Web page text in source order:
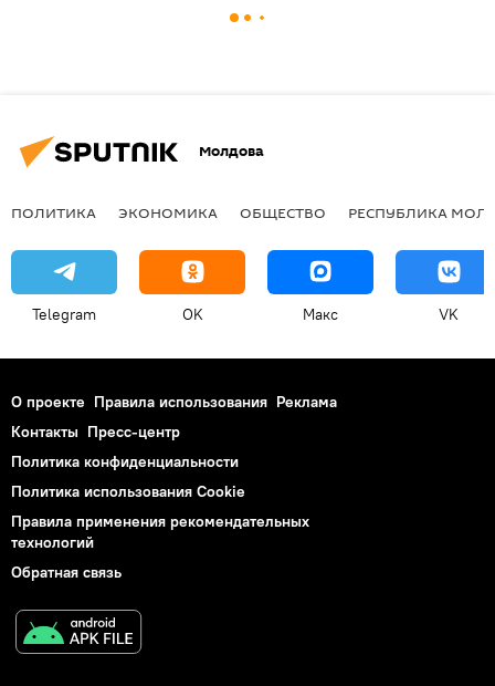
Молдова
ПОЛИТИКА ЭКОНОМИКА ОБЩЕСТВО РЕСПУБЛИКА
Telegram OK Макс VK
О проекте Правила использования Реклама
Контакты Пресс-центр
Политика конфиденциальности
Политика использования Cookie
Правила применения рекомендательных
технологий
Обратная связь